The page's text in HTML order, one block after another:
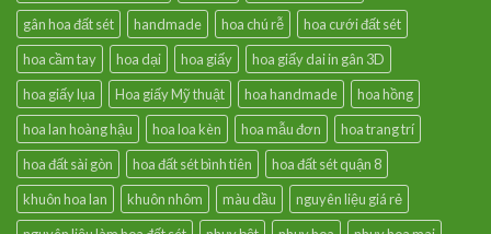
gân hoa đất sét
handmade hoa chú rễ
hoa cưới đất sét
hoa cầm tay
hoa dại hoa giấy
hoa giấy dai in gân 3D
hoa giấy lụa
Hoa giấy Mỹ thuật hoa handmade
hoa hồng
hoa lan hoàng hậu
hoa loa kèn hoa mẫu đơn
hoa trang trí
hoa đất sài gòn
hoa đất sét bình tiên
hoa đất sét quận 8
khuôn hoa lan
khuôn nhôm màu dầu
nguyên liệu giá rẻ